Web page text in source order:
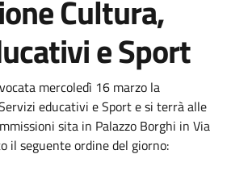
Cultura,
e Sport
notizia
mercoledì 16 marzo la
educativi e Sport e si terrà alle
sita in Palazzo Borghi in Via
il seguente ordine del giorno: